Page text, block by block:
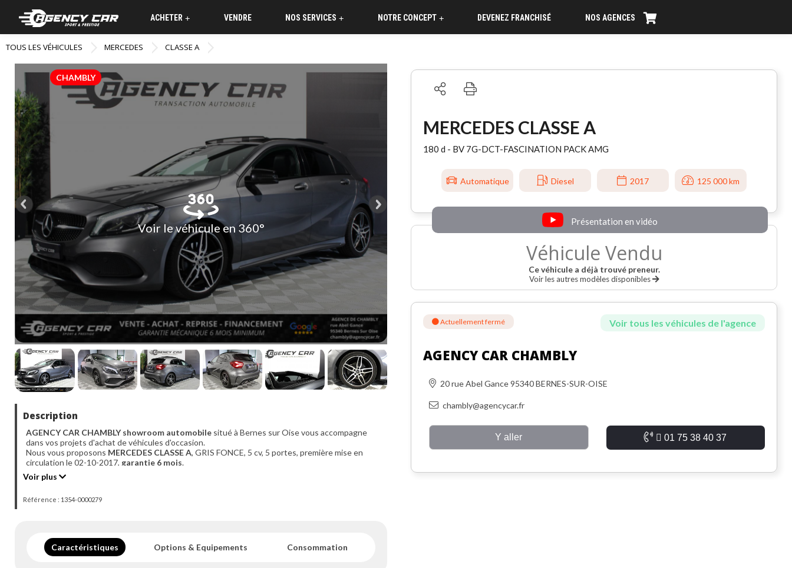
+
ACHETER VENDRE +
NOS SERVICES +
NOTRE CONCEPT DEVENEZ FRANCHISÉ NOS AGENCES
TOUS LES VÉHICULES MERCEDES CLASSE A
Voir le véhicule en 360°
CHAMBLY
Description
AGENCY CAR CHAMBLY showroom automobile situé à Bernes sur Oise vous accompagne
dans vos projets d'achat de véhicules d'occasion.
Nous vous proposons MERCEDES CLASSE A, GRIS FONCE, 5 cv, 5 portes, première mise en
circulation le 02-10-2017, garantie 6 mois.
Véhicule visible
Du mardi au vendredi 10h - 18h00 et le samedi de 10h - 17h
- Possibilité d'extension de garantie de 12 à 24 mois.
Voir plus
Référence : 1354-0000279
Caractéristiques Options & Equipements Consommation
MERCEDES CLASSE A
180 d - BV 7G-DCT-FASCINATION PACK AMG
Automatique Diesel 2017 125 000 km
Présentation en vidéo
Véhicule Vendu
Ce véhicule a déjà trouvé preneur.
Voir les autres modèles disponibles
Actuellement fermé Voir tous les véhicules de l'agence
AGENCY CAR CHAMBLY
20 rue Abel Gance 95340 BERNES-SUR-OISE
chambly@agencycar.fr
Y aller 01 75 38 40 37